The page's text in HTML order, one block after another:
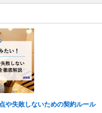
や失敗しないための契約ルール